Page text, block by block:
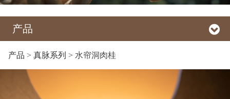
产品
水帘洞肉桂
产品 > 真脉系列 > 水帘洞肉桂